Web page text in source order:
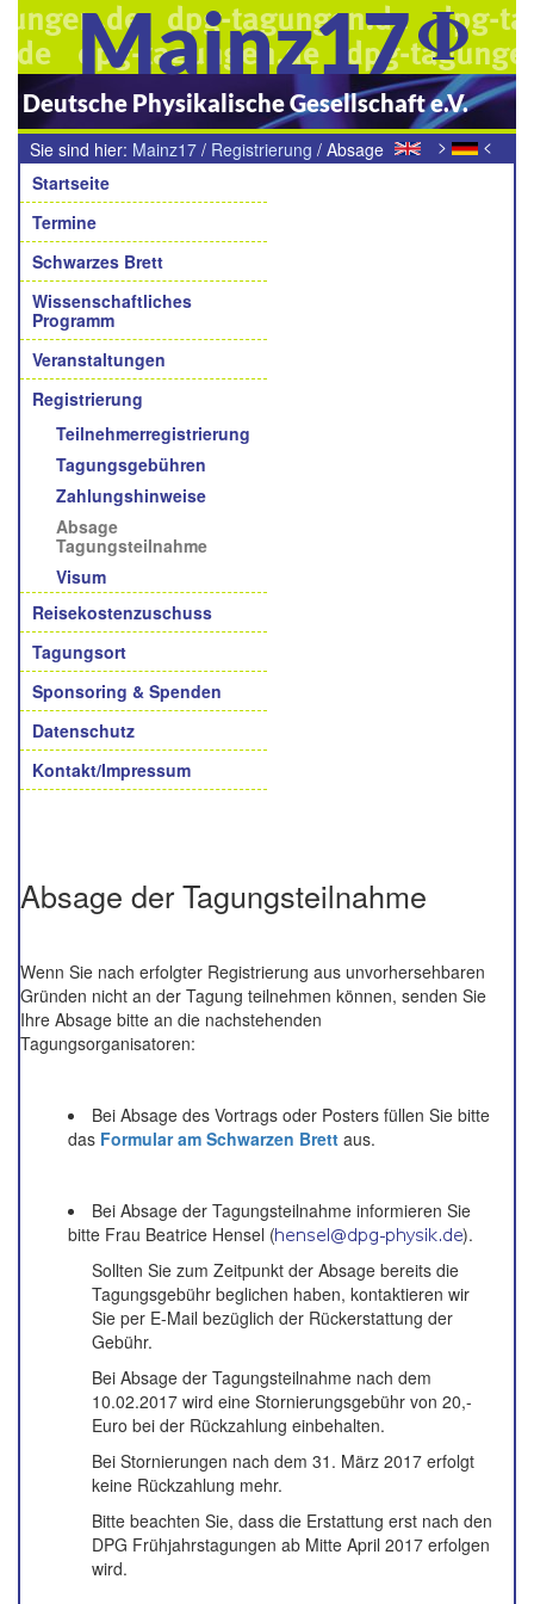
Mainz17
Deutsche Physikalische Gesellschaft e.V.
> <
Sie sind hier: Mainz17 / Registrierung / Absage
der Tagungsteilnahme
Navigation
Startseite
Termine
Schwarzes Brett
Wissenschaftliches
Programm
Veranstaltungen
Registrierung
Teilnehmerregistrierung
Tagungsgebühren
Zahlungshinweise
Absage
Tagungsteilnahme
Visum
Reisekostenzuschuss
Tagungsort
Sponsoring & Spenden
Datenschutz
Kontakt/Impressum
Absage der Tagungsteilnahme
Wenn Sie nach erfolgter Registrierung aus unvorhersehbaren
Gründen nicht an der Tagung teilnehmen können, senden Sie
Ihre Absage bitte an die nachstehenden
Tagungsorganisatoren:
Bei Absage des Vortrags oder Posters füllen Sie bitte
das Formular am Schwarzen Brett aus.
Bei Absage der Tagungsteilnahme informieren Sie
bitte Frau Beatrice Hensel (
).
Sollten Sie zum Zeitpunkt der Absage bereits die
Tagungsgebühr beglichen haben, kontaktieren wir
Sie per E-Mail bezüglich der Rückerstattung der
Gebühr.
Bei Absage der Tagungsteilnahme nach dem
10.02.2017 wird eine Stornierungsgebühr von 20,-
Euro bei der Rückzahlung einbehalten.
Bei Stornierungen nach dem 31. März 2017 erfolgt
keine Rückzahlung mehr.
Bitte beachten Sie, dass die Erstattung erst nach den
DPG Frühjahrstagungen ab Mitte April 2017 erfolgen
wird.